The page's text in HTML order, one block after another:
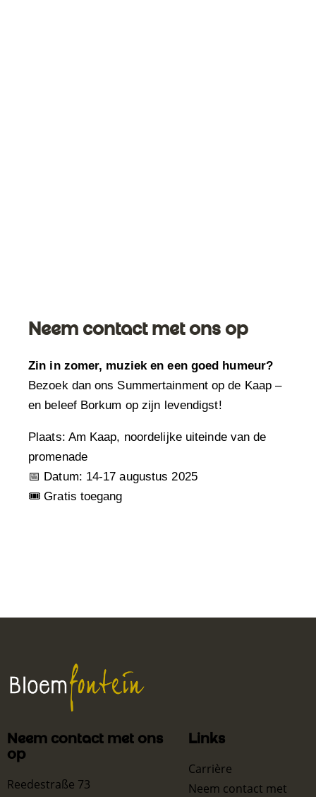
Neem contact met ons op
Zin in zomer, muziek en een goed humeur?
Bezoek dan ons Summertainment op de Kaap –
en beleef Borkum op zijn levendigst!
Plaats: Am Kaap, noordelijke uiteinde van de
promenade
📅 Datum: 14-17 augustus 2025
🎟️ Gratis toegang
Neem contact met ons
op
Reedestraße 73
Links
Carrière
Neem contact met